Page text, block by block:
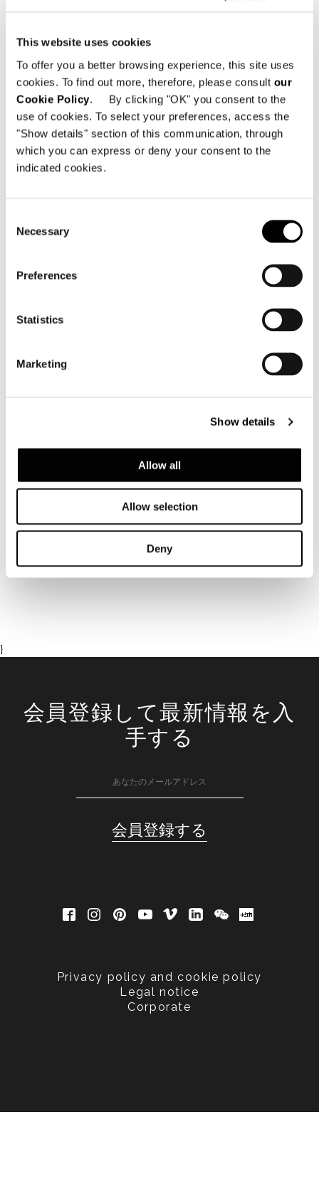
This website uses cookies
To offer you a better browsing experience, this site uses
cookies. To find out more, therefore, please consult our
Cookie Policy. By clicking "OK" you consent to the
use of cookies. To select your preferences, access the
"Show details" section of this communication, through
which you can express or deny your consent to the
indicated cookies.
Selection
Necessary
Preferences
Statistics
Marketing
Show details
Allow all
Allow selection
Deny
Dylan
}
会員登録して最新情報を入
手する
Privacy policy and cookie policy
Legal notice
Corporate